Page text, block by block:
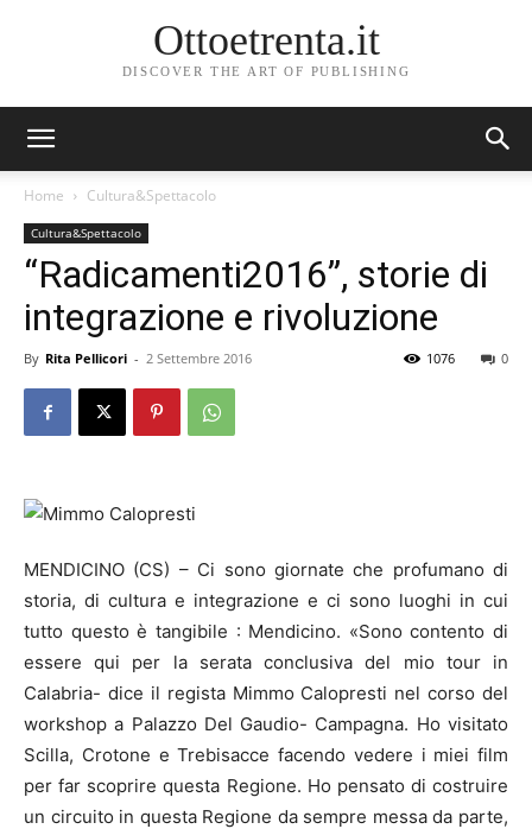
Ottoetrenta.it
DISCOVER THE ART OF PUBLISHING
Home Cultura&Spettacolo
Cultura&Spettacolo
“Radicamenti2016”, storie di
integrazione e rivoluzione
By Rita Pellicori - 2 Settembre 2016 0
1076
MENDICINO (CS) – Ci sono giornate che profumano di
storia, di cultura e integrazione e ci sono luoghi in cui
tutto questo è tangibile : Mendicino. «Sono contento di
essere qui per la serata conclusiva del mio tour in
Calabria- dice il regista Mimmo Calopresti nel corso del
workshop a Palazzo Del Gaudio- Campagna. Ho visitato
Scilla, Crotone e Trebisacce facendo vedere i miei film
per far scoprire questa Regione. Ho pensato di costruire
un circuito in questa Regione da sempre messa da parte,